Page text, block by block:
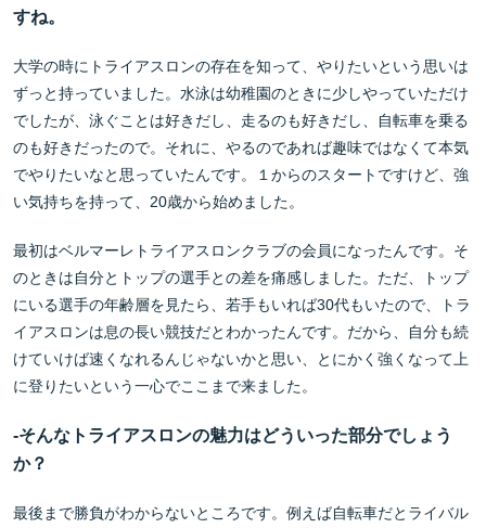
すね。
大学の時にトライアスロンの存在を知って、やりたいという思いは
ずっと持っていました。水泳は幼稚園のときに少しやっていただけ
でしたが、泳ぐことは好きだし、走るのも好きだし、自転車を乗る
のも好きだったので。それに、やるのであれば趣味ではなくて本気
でやりたいなと思っていたんです。１からのスタートですけど、強
い気持ちを持って、20歳から始めました。
最初はベルマーレトライアスロンクラブの会員になったんです。そ
のときは自分とトップの選手との差を痛感しました。ただ、トップ
にいる選手の年齢層を見たら、若手もいれば30代もいたので、トラ
イアスロンは息の長い競技だとわかったんです。だから、自分も続
けていけば速くなれるんじゃないかと思い、とにかく強くなって上
に登りたいという一心でここまで来ました。
-そんなトライアスロンの魅力はどういった部分でしょう
か？
最後まで勝負がわからないところです。例えば自転車だとライバル